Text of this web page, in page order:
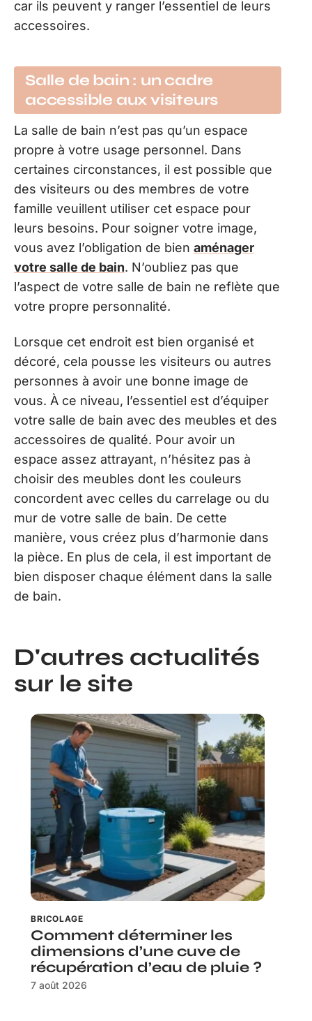
car ils peuvent y ranger l’essentiel de leurs
accessoires.
Salle de bain : un cadre
accessible aux visiteurs
La salle de bain n’est pas qu’un espace
propre à votre usage personnel. Dans
certaines circonstances, il est possible que
des visiteurs ou des membres de votre
famille veuillent utiliser cet espace pour
leurs besoins. Pour soigner votre image,
vous avez l’obligation de bien aménager
votre salle de bain. N’oubliez pas que
l’aspect de votre salle de bain ne reflète que
votre propre personnalité.
Lorsque cet endroit est bien organisé et
décoré, cela pousse les visiteurs ou autres
personnes à avoir une bonne image de
vous. À ce niveau, l’essentiel est d’équiper
votre salle de bain avec des meubles et des
accessoires de qualité. Pour avoir un
espace assez attrayant, n’hésitez pas à
choisir des meubles dont les couleurs
concordent avec celles du carrelage ou du
mur de votre salle de bain. De cette
manière, vous créez plus d’harmonie dans
la pièce. En plus de cela, il est important de
bien disposer chaque élément dans la salle
de bain.
D'autres actualités
sur le site
BRICOLAGE
Comment déterminer les
dimensions d’une cuve de
récupération d’eau de pluie ?
7 août 2026